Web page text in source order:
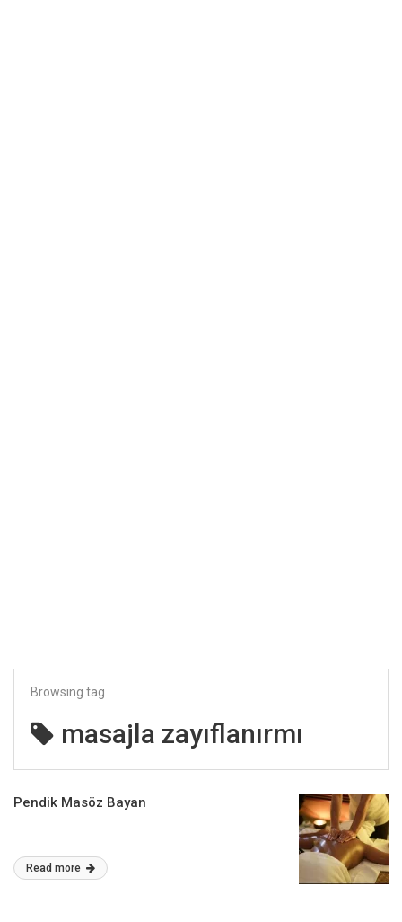
Browsing tag
masajla zayıflanırmı
Pendik Masöz Bayan
Read more